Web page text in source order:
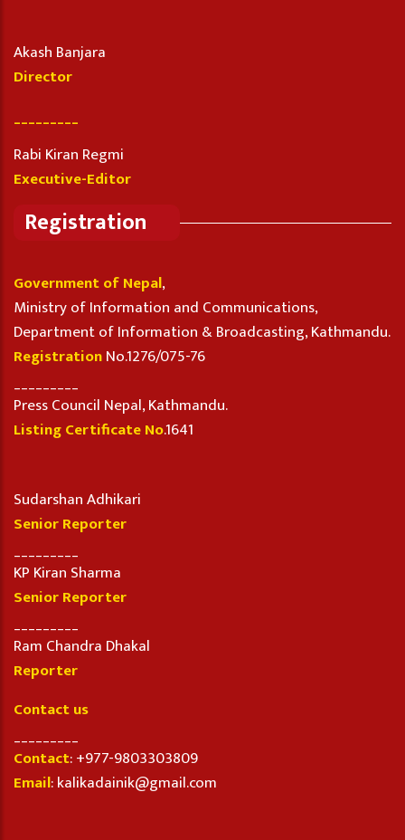
Akash Banjara
Director
_________
Rabi Kiran Regmi
Executive-Editor
Registration
Government of Nepal,
Ministry of Information and Communications,
Department of Information & Broadcasting, Kathmandu.
RegistrationNo.1276/075-76
Press Council Nepal, Kathmandu.
Listing Certificate No.1641
Sudarshan Adhikari
Senior Reporter
KP Kiran Sharma
Senior Reporter
Ram Chandra Dhakal
Reporter
Contact us
Contact: +977-9803303809
Email: kalikadainik@gmail.com